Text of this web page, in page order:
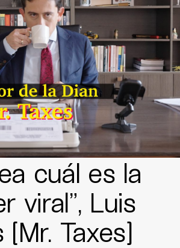
cuál es la
viral”, Luis
[Mr. Taxes]